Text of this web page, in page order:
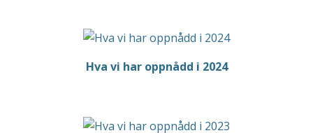
Hva vi har oppnådd i 2024